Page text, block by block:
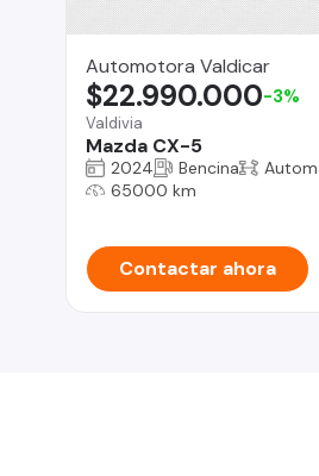
Automotora Valdicar
Valdivia
Mazda CX-5
$22.990.000-3%
2024 Bencina
65000 km
Contactar ahora